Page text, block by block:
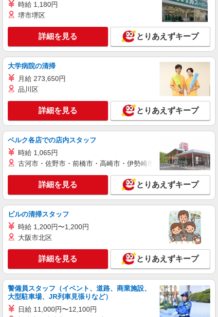
キープ 詳細を見る
時給 1,180円
堺市堺区
詳細を見る とりあえずキープ
大学病院の清掃
月給 273,650円
品川区
詳細を見る とりあえずキープ
ベルク各店での店内スタッフ
時給 1,065円
古河市・佐野市・前橋市・高崎市・伊勢崎市・太田市・館林市
詳細を見る とりあえずキープ
ビルの清掃スタッフ
時給 1,200円〜1,200円
大阪市北区
詳細を見る とりあえずキープ
警備員スタッフ（イベント、道路、商業施設、
大型駐車場、JR列車見張りなど）
日給 11,000円〜12,100円